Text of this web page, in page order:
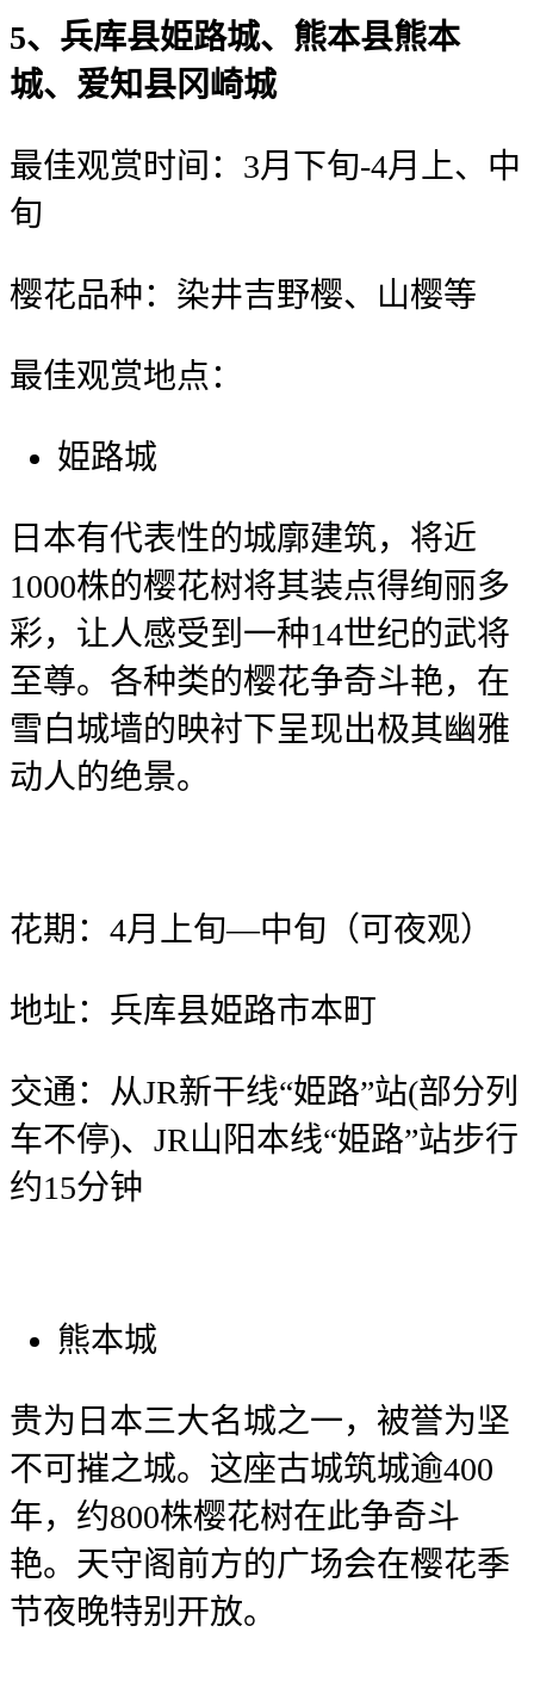
5、兵库县姫路城、熊本县熊本
城、爱知县冈崎城
最佳观赏时间：3月下旬-4月上、中
旬
樱花品种：染井吉野樱、山樱等
最佳观赏地点：
姫路城
日本有代表性的城廓建筑，将近
1000株的樱花树将其装点得绚丽多
彩，让人感受到一种14世纪的武将
至尊。各种类的樱花争奇斗艳，在
雪白城墙的映衬下呈现出极其幽雅
动人的绝景。
花期：4月上旬—中旬（可夜观）
地址：兵库县姫路市本町
交通：从JR新干线“姫路”站(部分列
车不停)、JR山阳本线“姫路”站步行
约15分钟
熊本城
贵为日本三大名城之一，被誉为坚
不可摧之城。这座古城筑城逾400
年，约800株樱花树在此争奇斗
艳。天守阁前方的广场会在樱花季
节夜晚特别开放。